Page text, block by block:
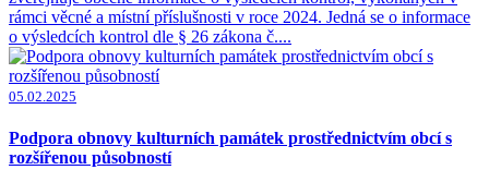
rámci věcné a místní příslušnosti v roce 2024. Jedná se o informace
o výsledcích kontrol dle § 26 zákona č....
05.02.2025
Podpora obnovy kulturních památek prostřednictvím obcí s
rozšířenou působností